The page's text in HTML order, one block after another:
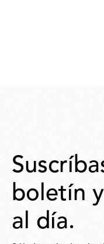
boletín
al día.